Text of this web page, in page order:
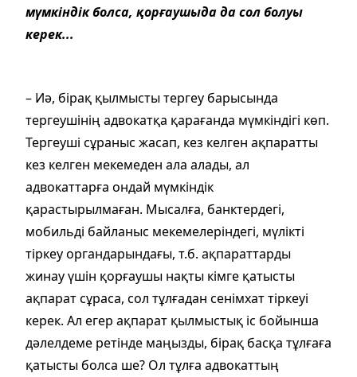
мүмкіндік болса, қорғаушыда да сол болуы
керек...
– Иә, бірақ қылмысты тергеу барысында
тергеушінің адвокатқа қарағанда мүмкіндігі көп.
Тергеуші сұраныс жасап, кез келген ақпаратты
кез келген мекемеден ала алады, ал
адвокаттарға ондай мүмкіндік
қарастырылмаған. Мысалға, банктердегі,
мобильді байланыс мекемелеріндегі, мүлікті
тіркеу органдарындағы, т.б. ақпараттарды
жинау үшін қорғаушы нақты кімге қатысты
ақпарат сұраса, сол тұлғадан сенімхат тіркеуі
керек. Ал егер ақпарат қылмыстық іс бойынша
дәлелдеме ретінде маңызды, бірақ басқа тұлғаға
қатысты болса ше? Ол тұлға адвокаттың